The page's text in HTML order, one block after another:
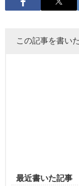
この記事を書い
最近書いた記事